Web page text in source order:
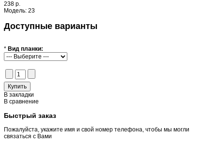
238 р.
Модель: 23
Доступные варианты
* Вид планки:
В закладки
В сравнение
Быстрый заказ
Пожалуйста, укажите имя и свой номер телефона, чтобы мы могли
связаться с Вами